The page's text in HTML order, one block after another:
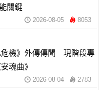
關鍵
2026-08-05 8053
危機》外傳傳聞 現階段專
魂曲》
2026-08-04 2783